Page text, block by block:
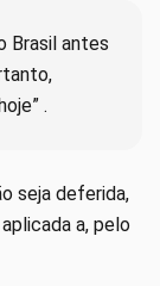
Brasil antes
.
seja deferida,
a, pelo